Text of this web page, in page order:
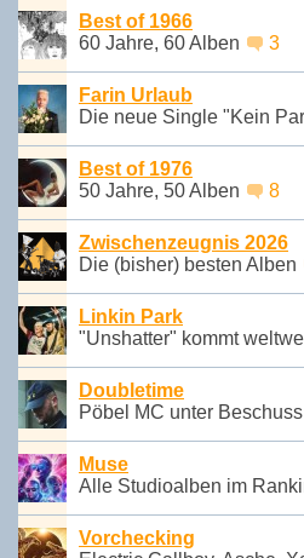
Best of 1966
60 Jahre, 60 Alben
3
Farin Urlaub
Die neue Single "Kein
Best of 1976
50 Jahre, 50 Alben
8
Zwischenzeugnis 2026
Die (bisher) besten Alben
Linkin Park
"Unshatter" kommt
Doubletime
Pöbel MC unter Beschuss
Muse
Alle Studioalben im
Vorchecking